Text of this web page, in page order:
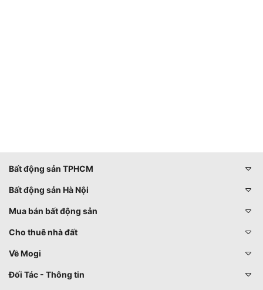
Bất động sản TPHCM
Bất động sản Hà Nội
Mua bán bất động sản
Cho thuê nhà đất
Về Mogi
Đối Tác - Thông tin